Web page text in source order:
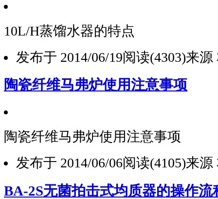
10L/H蒸馏水器的特点
发布于 2014/06/19阅读(4303)来源
陶瓷纤维马弗炉使用注意事项
陶瓷纤维马弗炉使用注意事项
发布于 2014/06/06阅读(4105)来源
BA-2S无菌拍击式均质器的操作流